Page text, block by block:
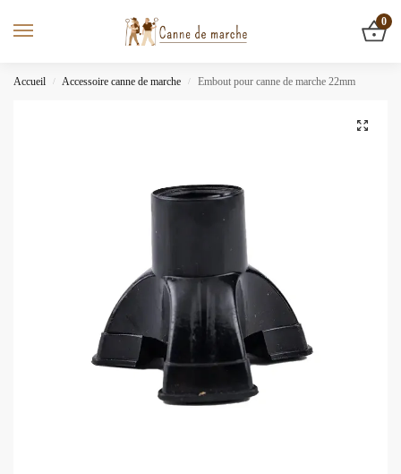
0
Accueil / Accessoire canne de marche / Embout pour canne de marche 22mm